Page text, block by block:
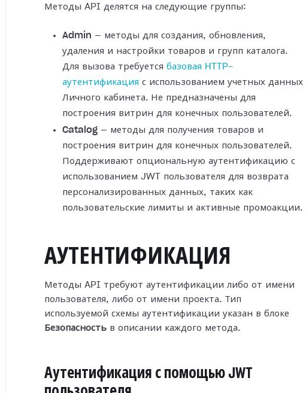
Методы API делятся на следующие группы:
Admin — методы для создания, обновления,
удаления и настройки товаров и групп каталога.
Для вызова требуется базовая HTTP-
аутентификация с использованием учетных данных
Личного кабинета. Не предназначены для
построения витрин для конечных пользователей.
Catalog — методы для получения товаров и
построения витрин для конечных пользователей.
Поддерживают опциональную аутентификацию с
использованием JWT пользователя для возврата
персонализированных данных, таких как
пользовательские лимиты и активные промоакции.
АУТЕНТИФИКАЦИЯ
Методы API требуют аутентификации либо от имени
пользователя, либо от имени проекта. Тип
используемой схемы аутентификации указан в блоке
Безопасность в описании каждого метода.
Аутентификация с помощью JWT